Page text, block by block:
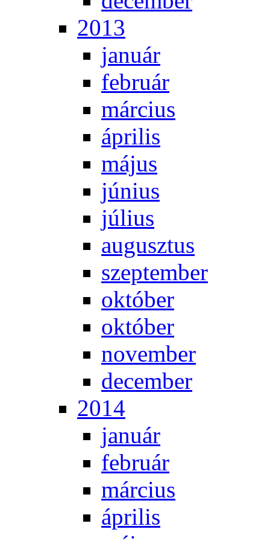
2013
ja­nu­ár
feb­ru­ár
már­ci­us
áp­ri­lis
má­jus
jú­ni­us
jú­li­us
au­gusz­tus
szep­tem­ber
ok­tó­ber
ok­tó­ber
no­vem­ber
de­cem­ber
2014
ja­nu­ár
feb­ru­ár
már­ci­us
áp­ri­lis